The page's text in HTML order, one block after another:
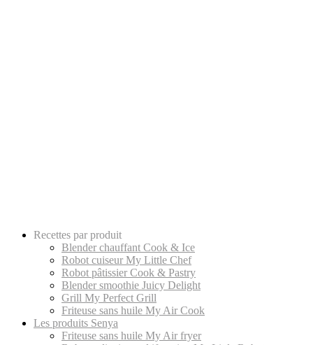
Recettes par produit
Blender chauffant Cook & Ice
Robot cuiseur My Little Chef
Robot pâtissier Cook & Pastry
Blender smoothie Juicy Delight
Grill My Perfect Grill
Friteuse sans huile My Air Cook
Les produits Senya
Friteuse sans huile My Air fryer